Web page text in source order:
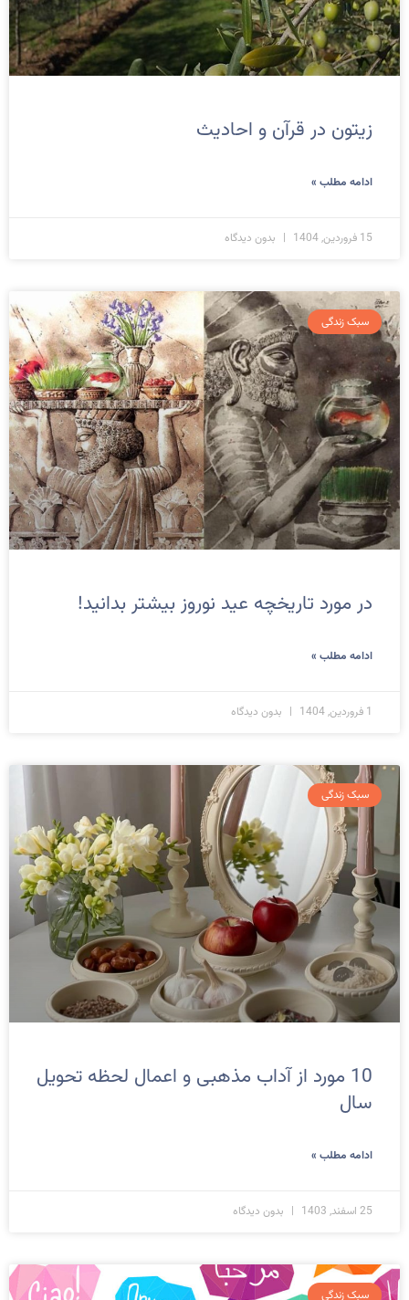
زیتون در قرآن و احادیث
ادامه مطلب »
15 فروردین, 1404 بدون دیدگاه
سبک زندگی
در مورد تاریخچه عید نوروز بیشتر بدانید!
ادامه مطلب »
1 فروردین, 1404 بدون دیدگاه
سبک زندگی
10 مورد از آداب مذهبی و اعمال لحظه‌ تحویل
سال
ادامه مطلب »
25 اسفند, 1403 بدون دیدگاه
سبک زندگی